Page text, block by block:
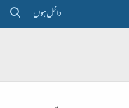
داخل ہوں